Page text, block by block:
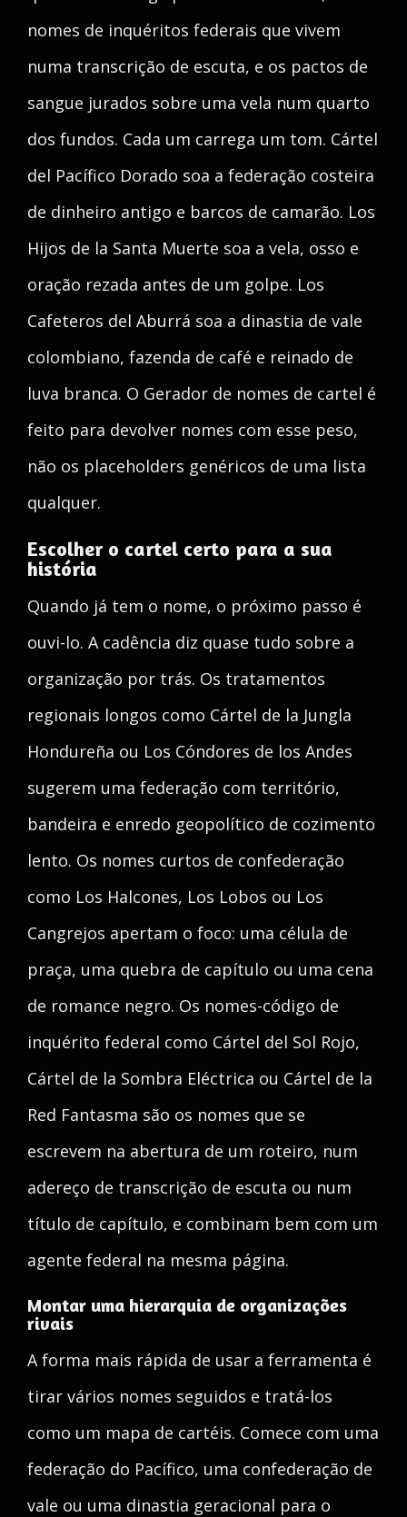
nomes de inquéritos federais que vivem
numa transcrição de escuta, e os pactos de
sangue jurados sobre uma vela num quarto
dos fundos. Cada um carrega um tom. Cártel
del Pacífico Dorado soa a federação costeira
de dinheiro antigo e barcos de camarão. Los
Hijos de la Santa Muerte soa a vela, osso e
oração rezada antes de um golpe. Los
Cafeteros del Aburrá soa a dinastia de vale
colombiano, fazenda de café e reinado de
luva branca. O Gerador de nomes de cartel é
feito para devolver nomes com esse peso,
não os placeholders genéricos de uma lista
qualquer.
Escolher o cartel certo para a sua
história
Quando já tem o nome, o próximo passo é
ouvi-lo. A cadência diz quase tudo sobre a
organização por trás. Os tratamentos
regionais longos como Cártel de la Jungla
Hondureña ou Los Cóndores de los Andes
sugerem uma federação com território,
bandeira e enredo geopolítico de cozimento
lento. Os nomes curtos de confederação
como Los Halcones, Los Lobos ou Los
Cangrejos apertam o foco: uma célula de
praça, uma quebra de capítulo ou uma cena
de romance negro. Os nomes-código de
inquérito federal como Cártel del Sol Rojo,
Cártel de la Sombra Eléctrica ou Cártel de la
Red Fantasma são os nomes que se
escrevem na abertura de um roteiro, num
adereço de transcrição de escuta ou num
título de capítulo, e combinam bem com um
agente federal na mesma página.
Montar uma hierarquia de organizações
rivais
A forma mais rápida de usar a ferramenta é
tirar vários nomes seguidos e tratá-los
como um mapa de cartéis. Comece com uma
federação do Pacífico, uma confederação de
vale ou uma dinastia geracional para o